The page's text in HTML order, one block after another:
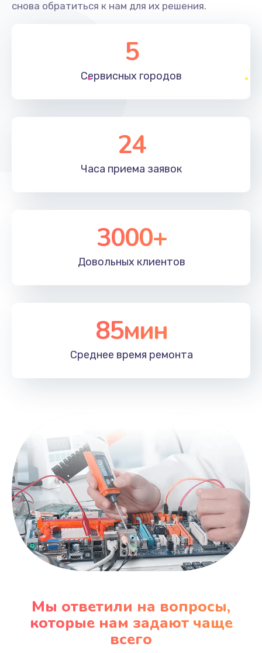
снова обратиться к нам для их решения.
5
Сервисных городов
24
Часа приема заявок
3000+
Довольных клиентов
85мин
Среднее время ремонта
Мы ответили на вопросы,
которые нам задают чаще
всего